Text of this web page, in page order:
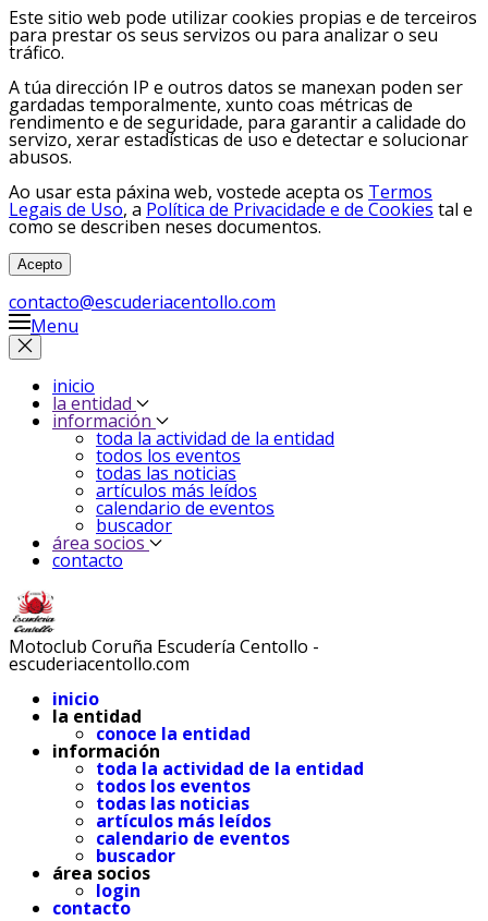
Este sitio web pode utilizar cookies propias e de terceiros
para prestar os seus servizos ou para analizar o seu
tráfico.
A túa dirección IP e outros datos se manexan poden ser
gardadas temporalmente, xunto coas métricas de
rendimento e de seguridade, para garantir a calidade do
servizo, xerar estadísticas de uso e detectar e solucionar
abusos.
Ao usar esta páxina web, vostede acepta os Termos
Legais de Uso, a Política de Privacidade e de Cookies tal e
como se describen neses documentos.
Acepto
contacto@escuderiacentollo.com
Menu
inicio
la entidad
información
toda la actividad de la entidad
todos los eventos
todas las noticias
artículos más leídos
calendario de eventos
buscador
área socios
contacto
Motoclub Coruña Escudería Centollo -
escuderiacentollo.com
inicio
la entidad
conoce la entidad
información
toda la actividad de la entidad
todos los eventos
todas las noticias
artículos más leídos
calendario de eventos
buscador
área socios
login
contacto